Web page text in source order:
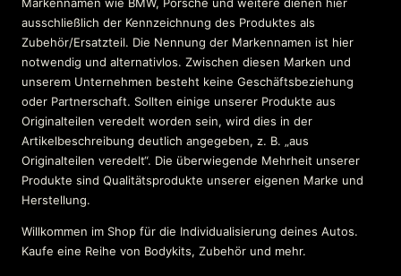
Markennamen wie BMW, Porsche und weitere dienen hier
ausschließlich der Kennzeichnung des Produktes als
Zubehör/Ersatzteil. Die Nennung der Markennamen ist hier
notwendig und alternativlos. Zwischen diesen Marken und
unserem Unternehmen besteht keine Geschäftsbeziehung
oder Partnerschaft. Sollten einige unserer Produkte aus
Originalteilen veredelt worden sein, wird dies in der
Artikelbeschreibung deutlich angegeben, z. B. „aus
Originalteilen veredelt“. Die überwiegende Mehrheit unserer
Produkte sind Qualitätsprodukte unserer eigenen Marke und
Herstellung.
Willkommen im Shop für die Individualisierung deines Autos.
Kaufe eine Reihe von Bodykits, Zubehör und mehr.